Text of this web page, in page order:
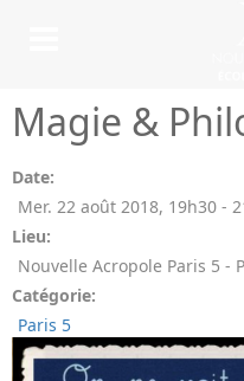
Magie &
Date:
Mer. 22 août 2018, 19h30 -
Lieu:
Nouvelle Acropole Paris 5 -
Catégorie:
Paris 5